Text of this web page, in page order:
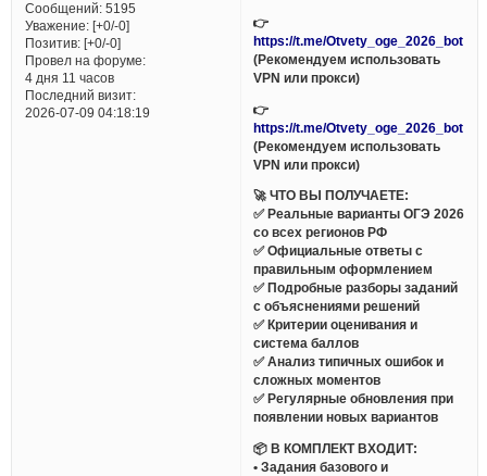
Сообщений:5195
Уважение: [+0/-0]
Позитив: [+0/-0]
Провел на форуме:
4 дня 11 часов
Последний визит:
2026-07-09 04:18:19
👉
https://t.me/Otvety_oge_2026_bot
(Рекомендуем использовать
VPN или прокси)
👉
https://t.me/Otvety_oge_2026_bot
(Рекомендуем использовать
VPN или прокси)
🚀 ЧТО ВЫ ПОЛУЧАЕТЕ:
✅ Реальные варианты ОГЭ 2026
со всех регионов РФ
✅ Официальные ответы с
правильным оформлением
✅ Подробные разборы заданий
с объяснениями решений
✅ Критерии оценивания и
система баллов
✅ Анализ типичных ошибок и
сложных моментов
✅ Регулярные обновления при
появлении новых вариантов
📦 В КОМПЛЕКТ ВХОДИТ:
• Задания базового и